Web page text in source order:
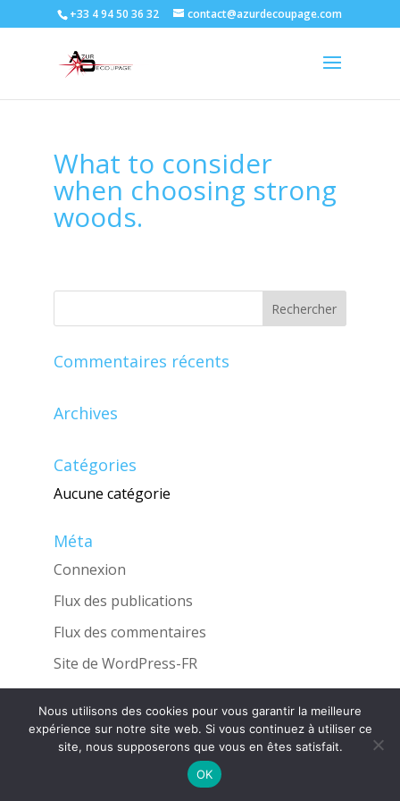
+33 4 94 50 36 32 contact@azurdecoupage.com
What to consider
when choosing strong
woods.
Commentaires récents
Archives
Catégories
Aucune catégorie
Méta
Connexion
Flux des publications
Flux des commentaires
Site de WordPress-FR
Une réalisation de l'AgenceINGLOBO
Nous utilisons des cookies pour vous garantir la meilleure
expérience sur notre site web. Si vous continuez à utiliser ce
site, nous supposerons que vous en êtes satisfait.
OK